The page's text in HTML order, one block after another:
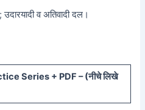
उदारयादी व अतिवादी दल।
Series + PDF – (नीचेलिखे